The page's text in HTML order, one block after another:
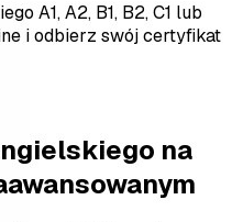
A1, A2, B1, B2, C1 lub
i odbierz swój certyfikat
na